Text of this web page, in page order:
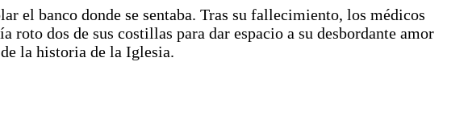
el banco donde se sentaba. Tras su fallecimiento, los médicos
roto dos de sus costillas para dar espacio a su desbordante amor
la historia de la Iglesia.